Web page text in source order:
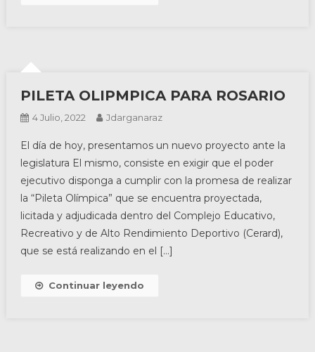
PILETA OLIPMPICA PARA ROSARIO
4 Julio, 2022 Jdarganaraz
El día de hoy, presentamos un nuevo proyecto ante la
legislatura El mismo, consiste en exigir que el poder
ejecutivo disponga a cumplir con la promesa de realizar
la “Pileta Olímpica” que se encuentra proyectada,
licitada y adjudicada dentro del Complejo Educativo,
Recreativo y de Alto Rendimiento Deportivo (Cerard),
que se está realizando en el […]
Continuar leyendo